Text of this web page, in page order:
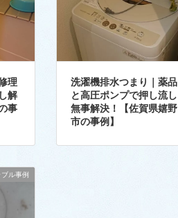
理
解
事
洗濯機排水つまり｜薬品
と高圧ポンプで押し流し
無事解決！【佐賀県嬉野
市の事例】
ル事例